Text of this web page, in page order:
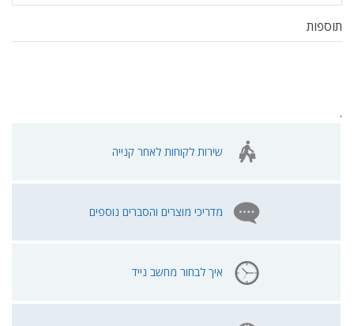
תוספות
.
שירות לקוחות לאחר קנייה
מדריכי מוצרים והסברים נוספים
איך לבחור מחשב נייד